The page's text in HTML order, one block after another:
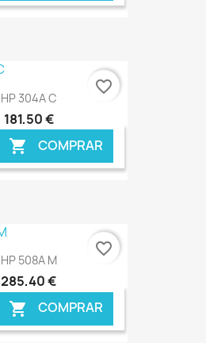
€ ONLINE
HP 304A C
181,50 €
 COMPRAR
€ ONLINE
favorite_border
HP 508A M
285,40 €
 COMPRAR
favorite_border